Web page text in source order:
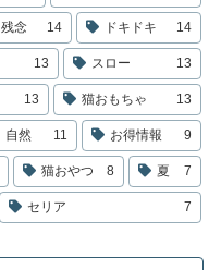
残念 14 ドキドキ 14
13 スロー 13
13 猫おもちゃ 13
自然 11 お得情報 9
猫おやつ 8 夏 7
セリア 7